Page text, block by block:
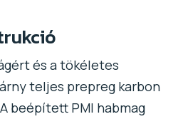
és a tökéletes
teljes prepreg karbon
beépített PMI habmag